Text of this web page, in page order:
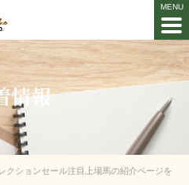
情報
クションセール注目上場馬の紹介ページを